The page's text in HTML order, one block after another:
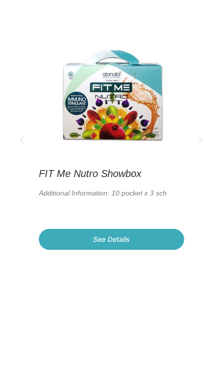
FIT Me Nutro Showbox
Additional Information: 10 pocket x 3 sch
See Details